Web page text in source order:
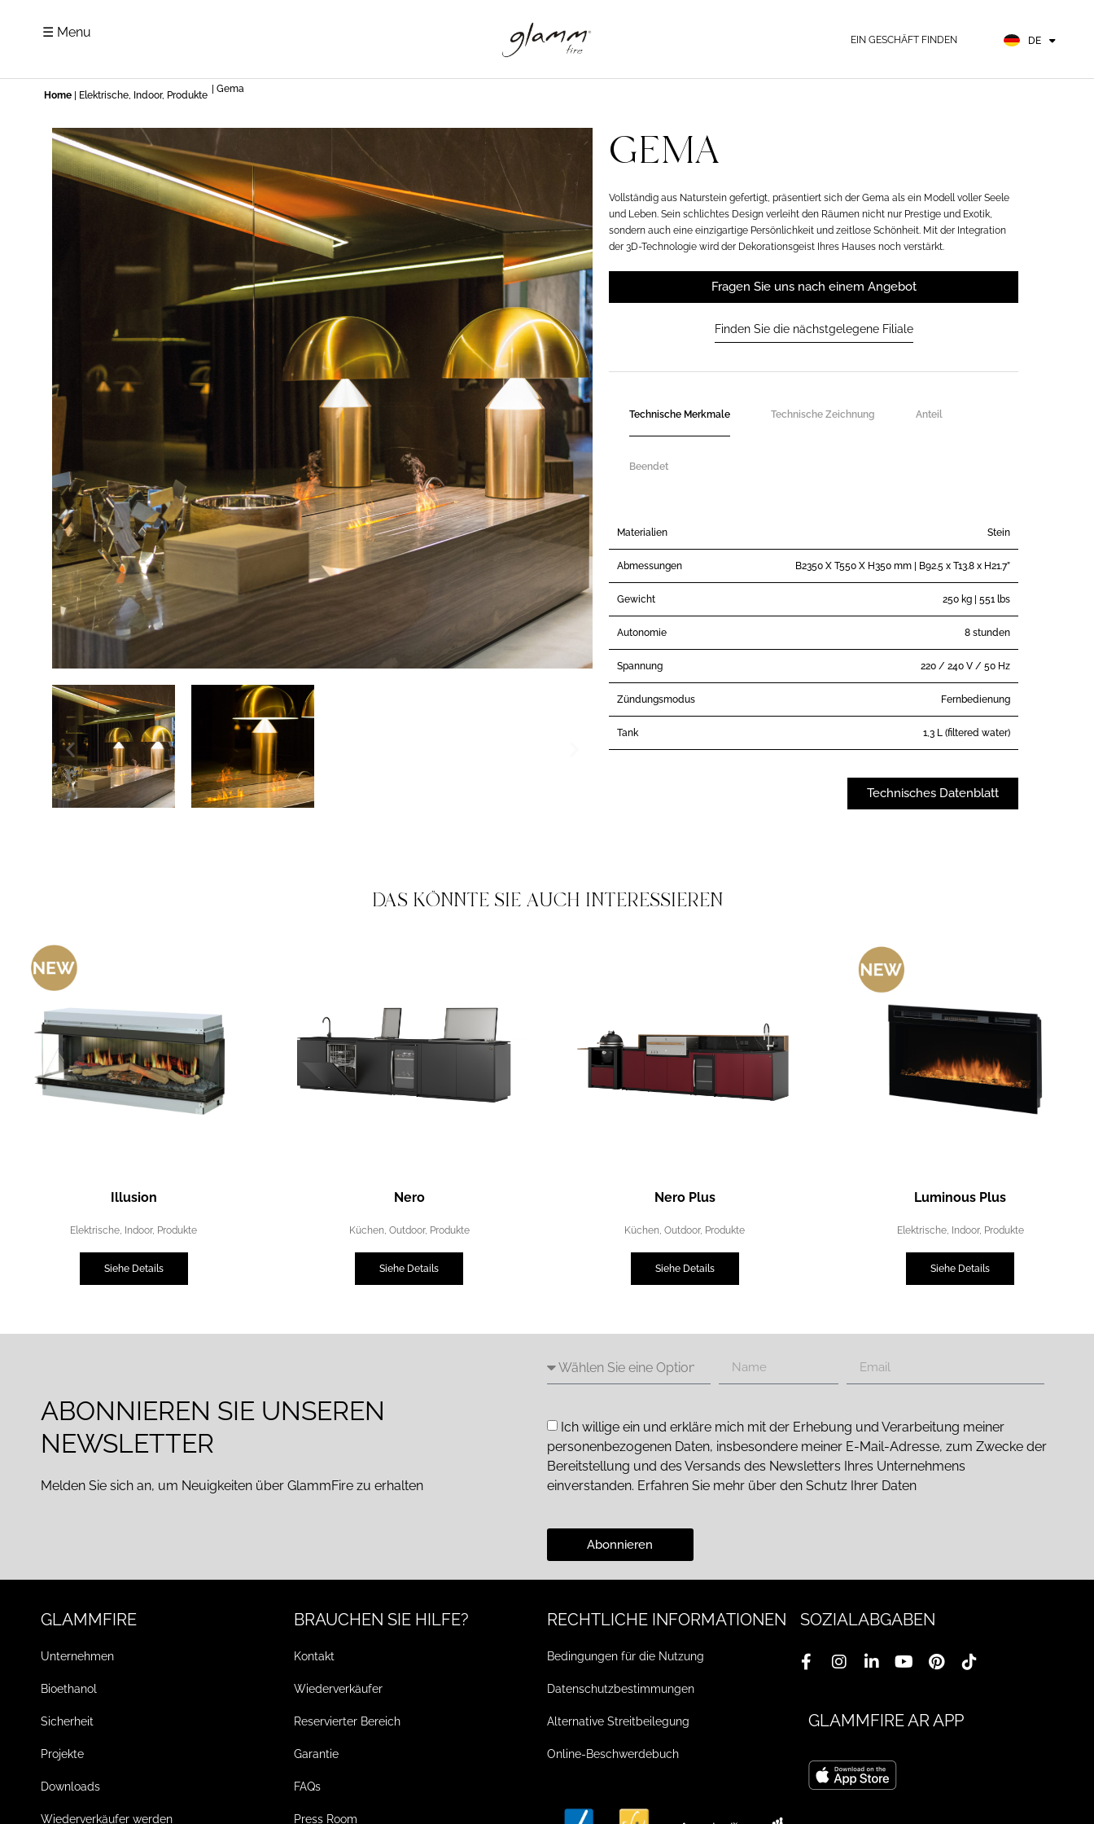
☰ Menu EIN GESCHÄFT FINDEN DE
ES
Home Elektrische, Indoor, Produkte
| Gema
GEMA
Vollständig aus Naturstein gefertigt, präsentiert sich der Gema als ein Modell voller Seele
und Leben. Sein schlichtes Design verleiht den Räumen nicht nur Prestige und Exotik,
sondern auch eine einzigartige Persönlichkeit und zeitlose Schönheit. Mit der Integration
der 3D-Technologie wird der Dekorationsgeist Ihres Hauses noch verstärkt.
Fragen Sie uns nach einem Angebot
Finden Sie die nächstgelegene Filiale
Technische Merkmale Technische Zeichnung Anteil
Beendet
Materialien Stein
Abmessungen B2350 X T550 X H350 mm | B92.5 x T13.8 x H21.7”
Gewicht 250 kg | 551 lbs
Autonomie 8 stunden
Spannung 220 / 240 V / 50 Hz
Zündungsmodus Fernbedienung
Tank 1,3 L (filtered water)
Technisches Datenblatt
DAS KÖNNTE SIE AUCH INTERESSIEREN
Illusion
Elektrische Indoor, Produkte
Siehe Details
Nero
Küchen, Outdoor, Produkte
Siehe Details
Nero Plus
Küchen ,Outdoor, Produkte
Siehe Details
Luminous Plus
Elektrische, Indoor, Produkte
Siehe Details
ABONNIEREN SIE UNSEREN
NEWSLETTER
Melden Sie sich an, um Neuigkeiten über GlammFire zu erhalten
Ich willige ein und erkläre mich mit der Erhebung und Verarbeitung meiner
personenbezogenen Daten, insbesondere meiner E-Mail-Adresse, zum Zwecke der
Bereitstellung und des Versands des Newsletters Ihres Unternehmens
einverstanden. Erfahren Sie mehr über den Schutz Ihrer Daten
Abonnieren
GLAMMFIRE
Unternehmen
Bioethanol
Sicherheit
Projekte
Downloads
Wiederverkäufer werden
BRAUCHEN SIE HILFE?
Kontakt
Wiederverkäufer
Reservierter Bereich
Garantie
FAQs
Press Room
RECHTLICHE INFORMATIONEN
Bedingungen für die Nutzung
Datenschutzbestimmungen
Alternative Streitbeilegung
Online-Beschwerdebuch
SOZIALABGABEN
GLAMMFIRE AR APP